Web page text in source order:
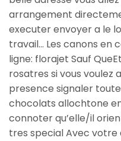
arrangement
executer envoyer a le
travail… Les canons en
ligne: florajet Sauf
rosatres si vous voulez
presence signaler
chocolats allochtone
connoter qu’elle/il
tres special Avec votre